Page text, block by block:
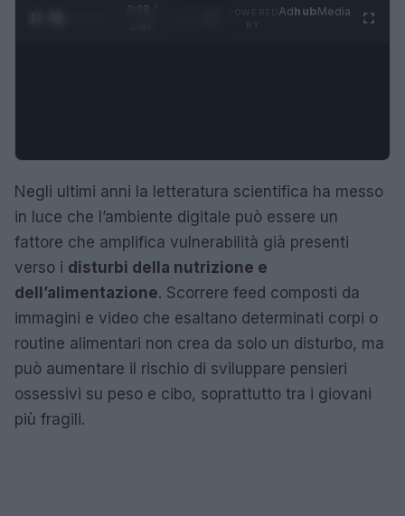
0:29 /
AdhubMedia
Negli ultimi anni la letteratura scientifica ha messo
in luce che l’ambiente digitale può essere un
fattore che amplifica vulnerabilità già presenti
verso i disturbi della nutrizione e
dell’alimentazione. Scorrere feed composti da
immagini e video che esaltano determinati corpi o
routine alimentari non crea da solo un disturbo, ma
può aumentare il rischio di sviluppare pensieri
ossessivi su peso e cibo, soprattutto tra i giovani
più fragili.